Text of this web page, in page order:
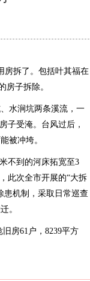
拆了。包括叶其福在
房子拆除。
水涧坑两条溪流，一
子受淹。台风过后，
被冲垮。
不到的河床拓宽至3
此次全市开展的“大拆
患机制，采取日常巡查
。
房61户，8239平方